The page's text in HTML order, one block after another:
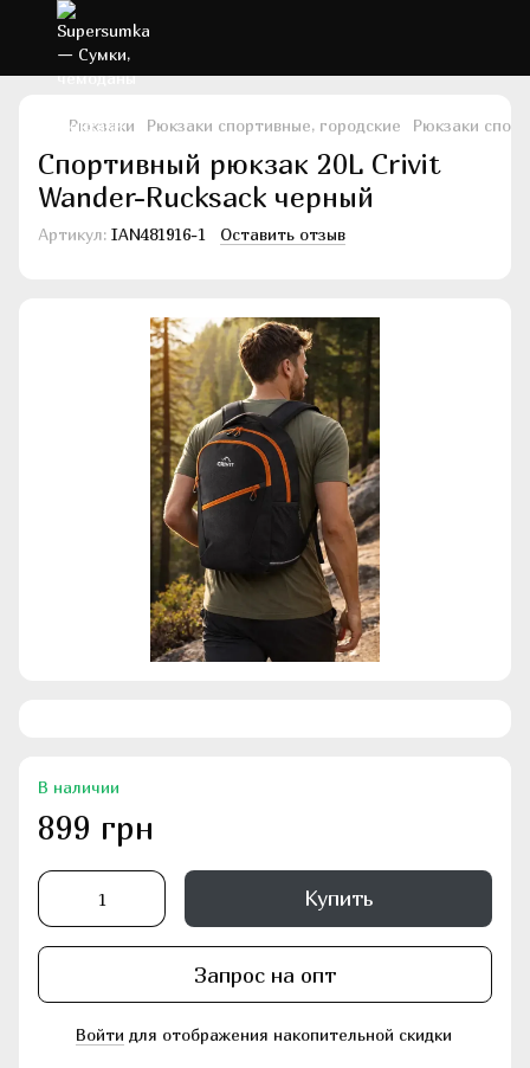
Рюкзаки Рюкзаки спортивные, городские Рюкзаки
Спортивный рюкзак 20L Crivit
Wander-Rucksack черный
Артикул: IAN481916-1 Оставить отзыв
В наличии
899 грн
Купить
Запрос на опт
Войти для отображения накопительной скидки